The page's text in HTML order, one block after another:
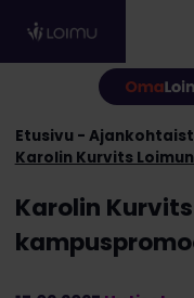
Etusivu
Karolin Kurvits
Karolin